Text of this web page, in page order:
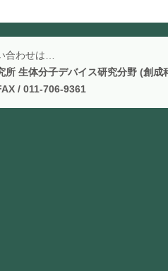
合わせは…
所 生体分子デバイス研究分野 (創成
/ 011-706-9361